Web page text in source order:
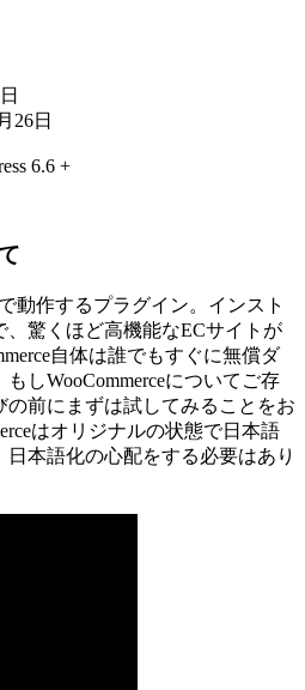
26日
6.6 +
で動作するプラグイン。インスト
驚くほど高機能なECサイトが
自体は誰でもすぐに無償ダ
しWooCommerceについてご存
前にまずは試してみることをお
はオリジナルの状態で日本語
本語化の心配をする必要はあり